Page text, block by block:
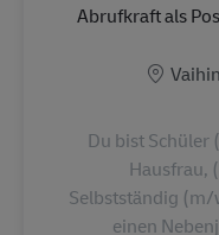
Abrufkraft als
Du bist
Selbstständig (m/
einen